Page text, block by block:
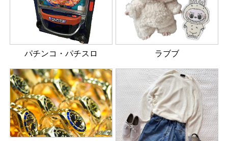
パチンコ・パチスロ ラブブ